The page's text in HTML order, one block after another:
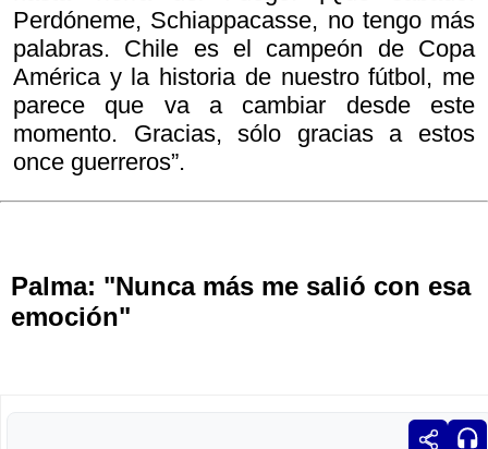
Perdóneme, Schiappacasse, no tengo más
palabras. Chile es el campeón de Copa
América y la historia de nuestro fútbol, me
parece que va a cambiar desde este
momento. Gracias, sólo gracias a estos
once guerreros”.
Palma: "Nunca más me salió con esa
emoción"